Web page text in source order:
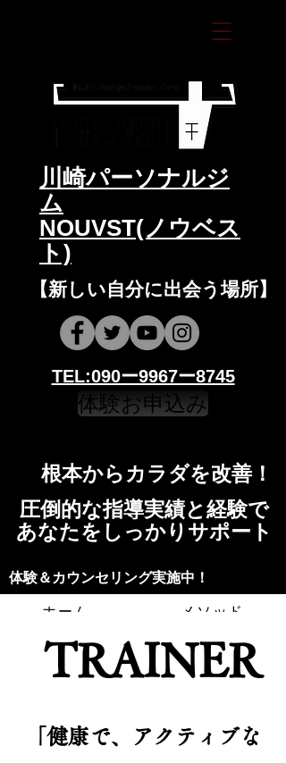
​川崎パーソナルジ
ム
NOUVST(ノウベス
ト)
​​【新しい自分に出会う場所】
​​TEL:090ー9967ー8745
体験お申込み
​根本からカラダを改善！​​
​​圧倒的な指導実績と経験で
​あなたをしっかりサポート
​​​体験＆カウンセリング実施中！
ホーム メソッド
トレーニングの流れ 施設
お問い合わせ
TRAINER
「健康で、アクティブな